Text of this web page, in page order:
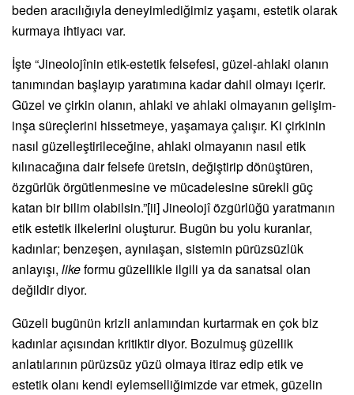
beden aracılığıyla deneyimlediğimiz yaşamı, estetik olarak
kurmaya ihtiyacı var.
İşte “Jineolojînin etik-estetik felsefesi, güzel-ahlaki olanın
tanımından başlayıp yaratımına kadar dahil olmayı içerir.
Güzel ve çirkin olanın, ahlaki ve ahlaki olmayanın gelişim-
inşa süreçlerini hissetmeye, yaşamaya çalışır. Ki çirkinin
nasıl güzelleştirileceğine, ahlaki olmayanın nasıl etik
kılınacağına dair felsefe üretsin, değiştirip dönüştüren,
özgürlük örgütlenmesine ve mücadelesine sürekli güç
katan bir bilim olabilsin.”[ii]Jineolojî özgürlüğü yaratmanın
etik estetik ilkelerini oluşturur. Bugün bu yolu kuranlar,
kadınlar; benzeşen, aynılaşan, sistemin pürüzsüzlük
anlayışı, likeformu güzellikle ilgili ya da sanatsal olan
değildir diyor.
Güzeli bugünün krizli anlamından kurtarmak en çok biz
kadınlar açısından kritiktir diyor. Bozulmuş güzellik
anlatılarının pürüzsüz yüzü olmaya itiraz edip etik ve
estetik olanı kendi eylemselliğimizde var etmek, güzelin